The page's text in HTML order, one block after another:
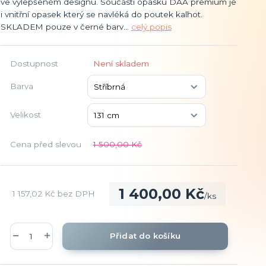
i vnitřní opasek který se navléká do poutek kalhot.
SKLADEM pouze v černé barv... celý popis
Dostupnost Není skladem
Barva
Velikost
Cena před slevou 1 500,00 Kč
1 400,00 Kč/ks
1 157,02 Kč bez DPH
Přidat do košíku